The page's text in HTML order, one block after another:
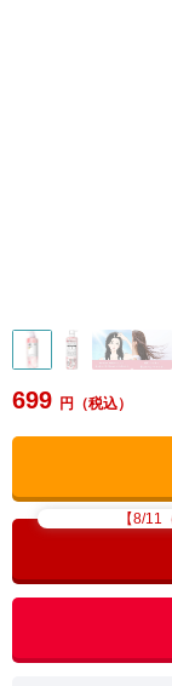
699
【8/11